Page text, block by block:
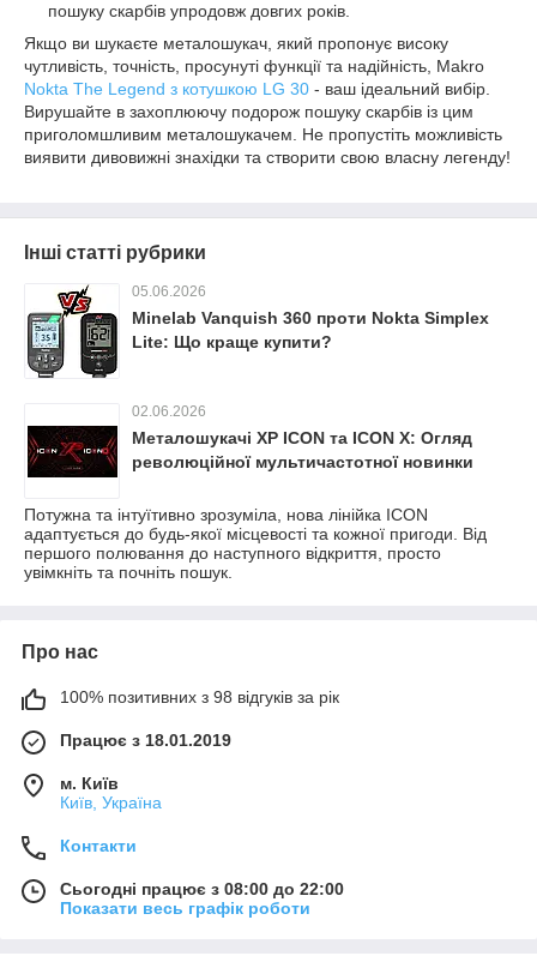
пошуку скарбів упродовж довгих років.
Якщо ви шукаєте металошукач, який пропонує високу
чутливість, точність, просунуті функції та надійність, Makro
Nokta The Legend з котушкою LG 30 - ваш ідеальний вибір.
Вирушайте в захоплюючу подорож пошуку скарбів із цим
приголомшливим металошукачем. Не пропустіть можливість
виявити дивовижні знахідки та створити свою власну легенду!
Інші статті рубрики
05.06.2026
Minelab Vanquish 360 проти Nokta Simplex
Lite: Що краще купити?
02.06.2026
Металошукачі XP ICON та ICON X: Огляд
революційної мультичастотної новинки
Потужна та інтуїтивно зрозуміла, нова лінійка ICON
адаптується до будь-якої місцевості та кожної пригоди. Від
першого полювання до наступного відкриття, просто
увімкніть та почніть пошук.
Про нас
100% позитивних з 98 відгуків за рік
Працює з 18.01.2019
м. Київ
Київ, Україна
Контакти
Сьогодні працює з 08:00 до 22:00
Показати весь графік роботи